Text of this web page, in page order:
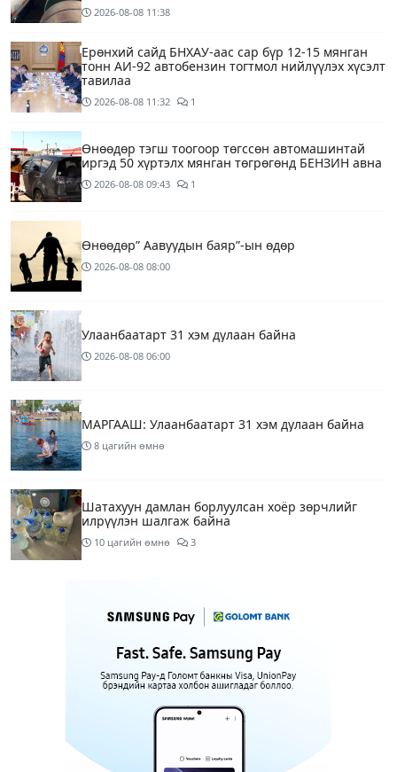
2026-08-08 11:38
Ерөнхий сайд БНХАУ-аас сар бүр 12-15 мянган
тонн АИ-92 автобензин тогтмол нийлүүлэх хүсэлт
тавилаа
2026-08-08 11:32 1
Өнөөдөр тэгш тоогоор төгссөн автомашинтай
иргэд 50 хүртэлх мянган төгрөгөнд БЕНЗИН авна
2026-08-08 09:43 1
Өнөөдөр” Аавуудын баяр”-ын өдөр
2026-08-08 08:00
Улаанбаатарт 31 хэм дулаан байна
2026-08-08 06:00
МАРГААШ: Улаанбаатарт 31 хэм дулаан байна
8 цагийн өмнө
Шатахуун дамлан борлуулсан хоёр зөрчлийг
илрүүлэн шалгаж байна
10 цагийн өмнө 3
урьдчилсан төлөв
Шатахуун дамлаж байгаа асуудалд ТЕГ-аас
холбогдох мэдээллийн дагуу шалгалтын
ажиллагааг эрчимжүүлж байна
Аялал жуулчлалын компанийн автомашинуудыг